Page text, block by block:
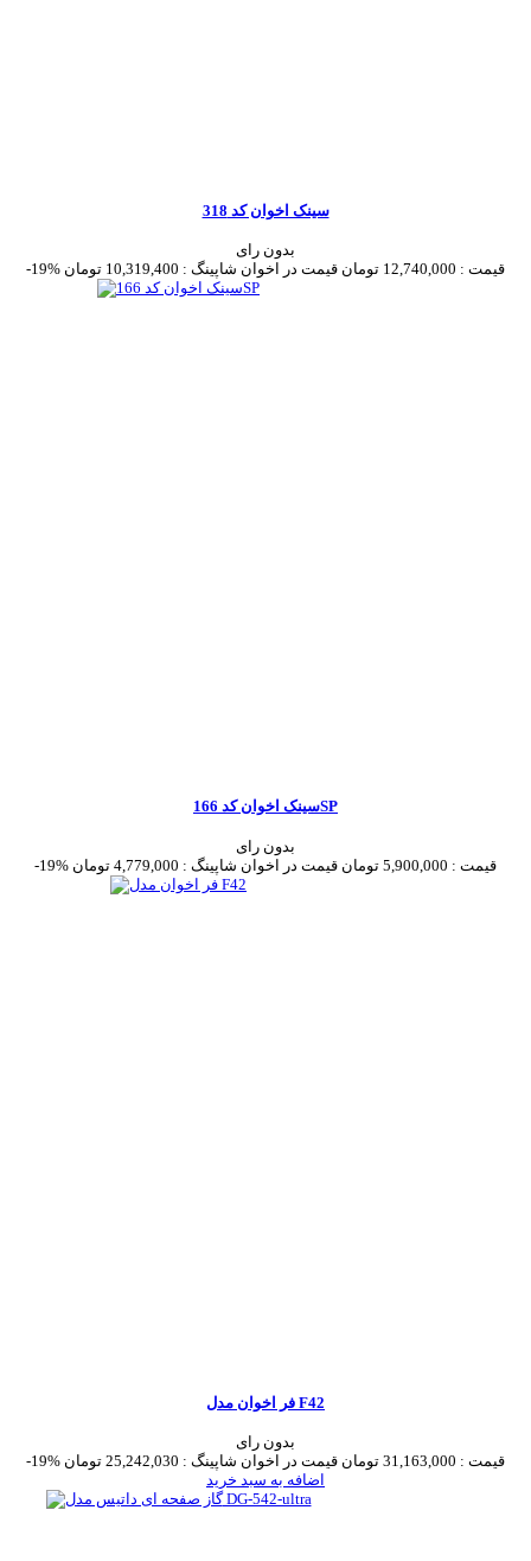
سینک اخوان کد 318
بدون رای
-19%
قیمت : 12,740,000 تومان قیمت در اخوان شاپینگ : 10,319,400 تومان
سینک اخوان کد 166SP
بدون رای
-19%
قیمت : 5,900,000 تومان قیمت در اخوان شاپینگ : 4,779,000 تومان
فر اخوان مدل F42
بدون رای
-19%
قیمت : 31,163,000 تومان قیمت در اخوان شاپینگ : 25,242,030 تومان
اضافه به سبد خرید